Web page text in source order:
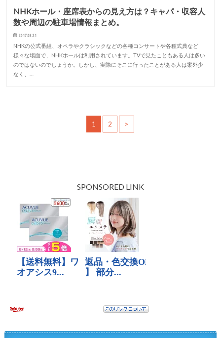
NHKホール・座席表からの見え方は？キャパ・収容人
数や周辺の駐車場情報まとめ。
2017.08.21
NHKの公式番組、オペラやクラシックなどの各種コンサートや各種式典など
様々な場面で、NHKホールは利用されています。TVで見たこともある人は多い
のではないのでしょうか。しかし、実際にそこに行ったことがある人は案外少
なく、…
1 2 >
SPONSORED LINK